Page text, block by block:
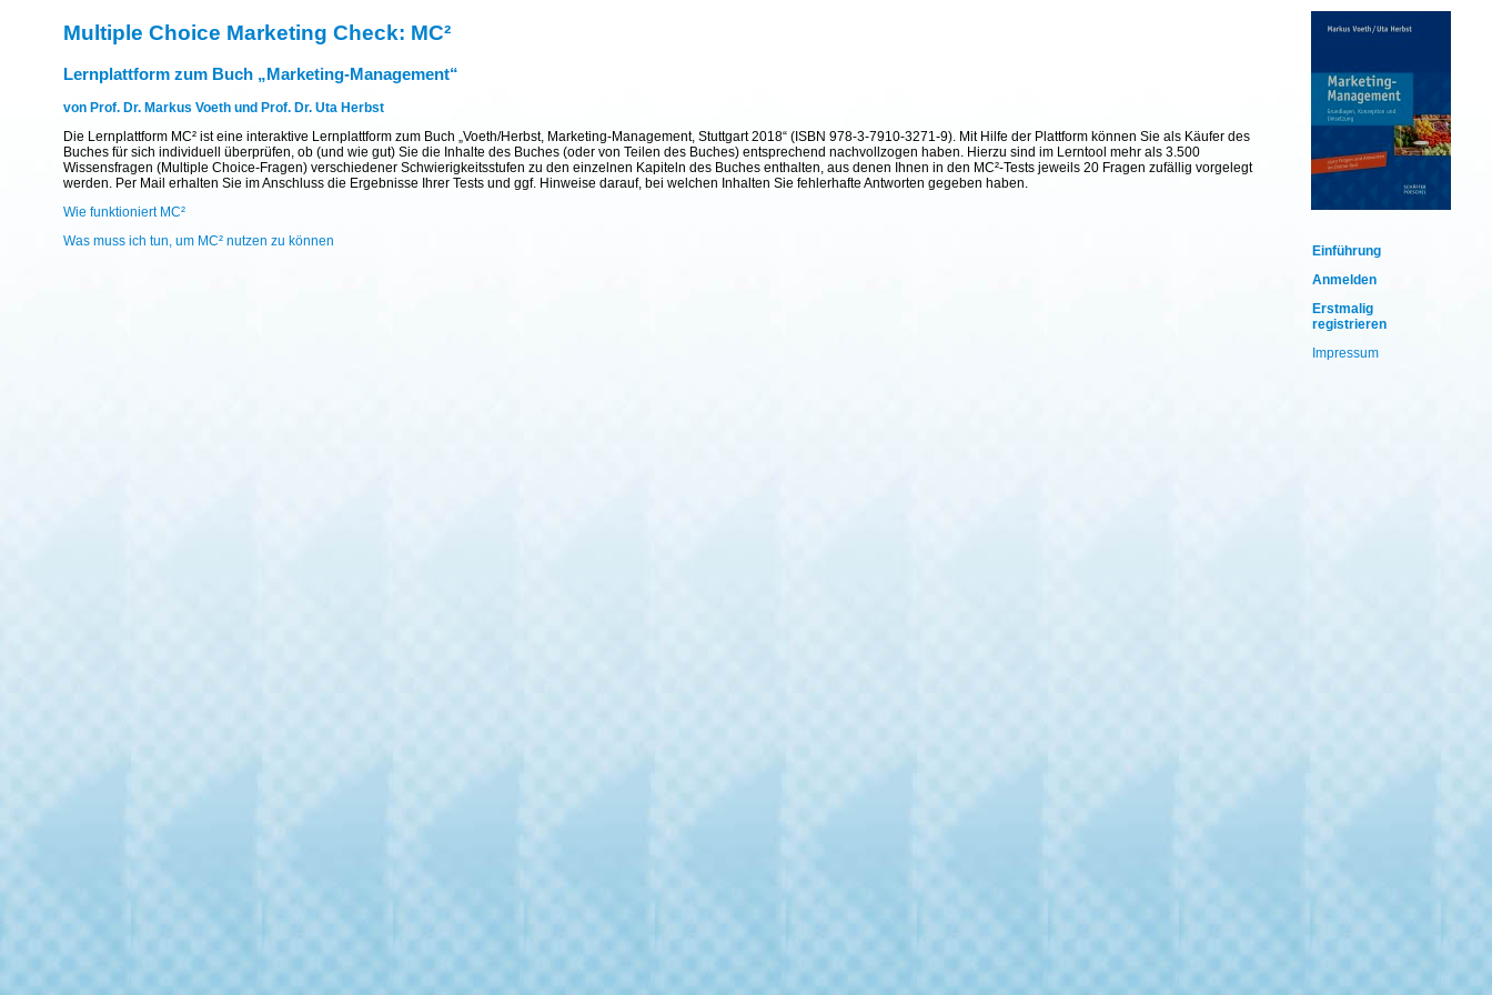
Einführung
Anmelden
Erstmalig
registrieren
Impressum
Multiple Choice Marketing Check: MC²
Lernplattform zum Buch „Marketing-Management“
von Prof. Dr. Markus Voeth und Prof. Dr. Uta Herbst
Die Lernplattform MC² ist eine interaktive Lernplattform zum Buch „Voeth/Herbst, Marketing-Management, Stuttgart 2018“ (ISBN 978-3-7910-3271-9). Mit Hilfe der Plattform können Sie als Käufer des
Buches für sich individuell überprüfen, ob (und wie gut) Sie die Inhalte des Buches (oder von Teilen des Buches) entsprechend nachvollzogen haben. Hierzu sind im Lerntool mehr als 3.500
Wissensfragen (Multiple Choice-Fragen) verschiedener Schwierigkeitsstufen zu den einzelnen Kapiteln des Buches enthalten, aus denen Ihnen in den MC²-Tests jeweils 20 Fragen zufällig vorgelegt
werden. Per Mail erhalten Sie im Anschluss die Ergebnisse Ihrer Tests und ggf. Hinweise darauf, bei welchen Inhalten Sie fehlerhafte Antworten gegeben haben.
Wie funktioniert MC²
Was muss ich tun, um MC² nutzen zu können